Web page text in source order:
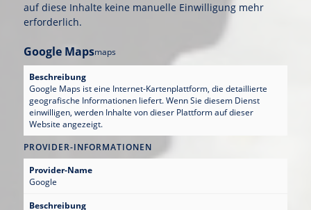
auf diese Inhalte keine manuelle Einwilligung mehr
erforderlich.
Google Mapsmaps
Beschreibung
Google Maps ist eine Internet-Kartenplattform, die detaillierte
geografische Informationen liefert. Wenn Sie diesem Dienst
einwilligen, werden Inhalte von dieser Plattform auf dieser
Website angezeigt.
PROVIDER-INFORMATIONEN
Provider-Name
Google
Beschreibung